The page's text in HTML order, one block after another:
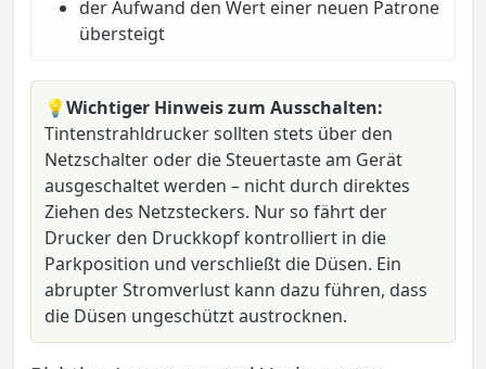
der Aufwand den Wert einer neuen Patrone
übersteigt
💡Wichtiger Hinweis zum Ausschalten:
Tintenstrahldrucker sollten stets über den
Netzschalter oder die Steuertaste am Gerät
ausgeschaltet werden – nicht durch direktes
Ziehen des Netzsteckers. Nur so fährt der
Drucker den Druckkopf kontrolliert in die
Parkposition und verschließt die Düsen. Ein
abrupter Stromverlust kann dazu führen, dass
die Düsen ungeschützt austrocknen.